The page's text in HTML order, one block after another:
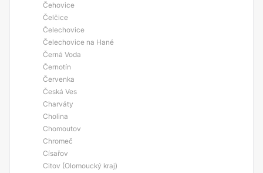
Čehovice
Čelčice
Čelechovice
Čelechovice na Hané
Černá Voda
Černotín
Červenka
Česká Ves
Charváty
Cholina
Chomoutov
Chromeč
Císařov
Citov (Olomoucký kraj)